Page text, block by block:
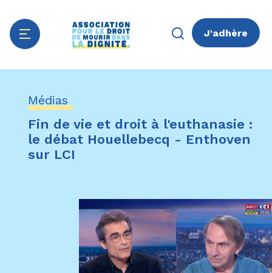
contenu
principal
J'adhère
Médias
Fin de vie et droit à l'euthanasie :
le débat Houellebecq - Enthoven
sur LCI